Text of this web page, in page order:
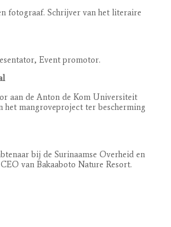
fotograaf. Schrijver van het literaire
Event promotor.
aan de Anton de Kom Universiteit
het mangroveproject ter bescherming
bij de Surinaamse Overheid en
van Bakaaboto Nature Resort.